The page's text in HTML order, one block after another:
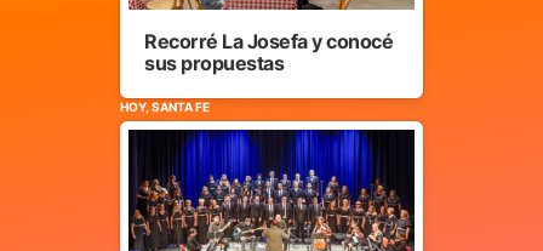
Recorré La Josefa y conocé
sus propuestas
HOY, SANTA FE